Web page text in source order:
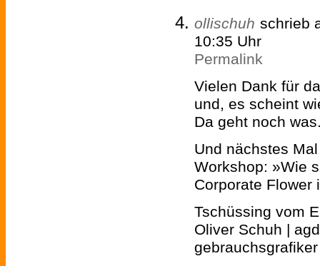
ollischuh schrieb
10:35 Uhr
Permalink
Vielen Dank für
und, es scheint
Da geht noch
Und nächstes
Workshop: »Wie
Corporate Flower
Tschüssing vom
Oliver Schuh |
gebrauchsgrafiker